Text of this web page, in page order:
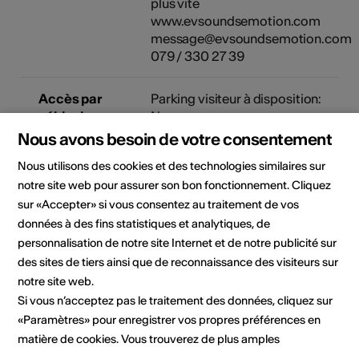
www.evsoundsemotion.com
message@evsoundsemotion.com
079 / 330 27 39
Accès par
véhicule
individuel
Parking visiteur à disposition:
Non
Solution de stationnement à
proximité: Non
Localisation
Nous avons besoin de votre consentement
Nous utilisons des cookies et des technologies similaires sur
notre site web pour assurer son bon fonctionnement. Cliquez
sur «Accepter» si vous consentez au traitement de vos
données à des fins statistiques et analytiques, de
personnalisation de notre site Internet et de notre publicité sur
des sites de tiers ainsi que de reconnaissance des visiteurs sur
notre site web.
Si vous n’acceptez pas le traitement des données, cliquez sur
«Paramètres» pour enregistrer vos propres préférences en
matière de cookies. Vous trouverez de plus amples